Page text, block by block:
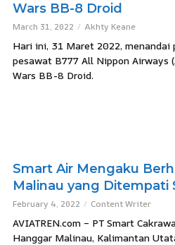
Wars BB-8 Droid
March 31, 2022 Akhty Keane
Hari ini, 31 Maret 2022,
pesawat B777 All Nippon Airways
Wars BB-8 Droid.
Smart Air Mengaku
Malinau yang Ditempati
February 4, 2022 Content Writer
AVIATREN.com – PT Smart
Hanggar Malinau, Kalimantan